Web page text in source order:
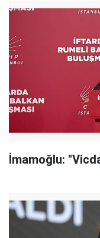
İmamoğlu: